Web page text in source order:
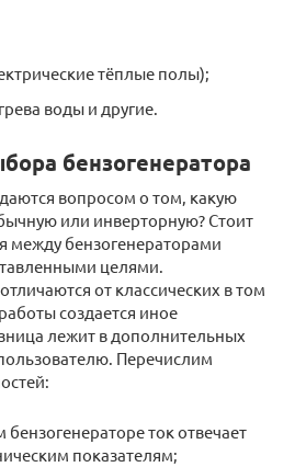
тёплые полы);
воды и другие.
бензогенератора
вопросом о том, какую
или инверторную? Стоит
между бензогенераторами
целями.
от классических в том
создается иное
лежит в дополнительных
Перечислим
ток отвечает
показателям;